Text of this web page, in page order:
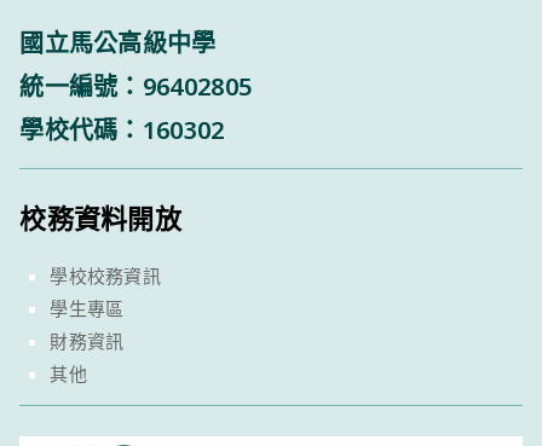
國立馬公高級中學
統一編號：96402805
學校代碼：160302
校務資料開放
學校校務資訊
學生專區
財務資訊
其他